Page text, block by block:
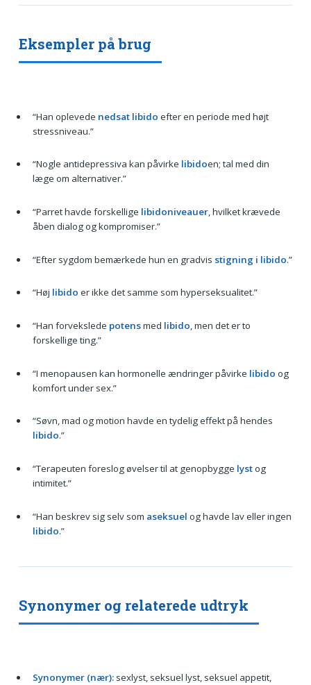
Eksempler på brug
“Han oplevede nedsat libido efter en periode med højt
stressniveau.”
“Nogle antidepressiva kan påvirke libidoen; tal med din
læge om alternativer.”
“Parret havde forskellige libidoniveauer, hvilket krævede
åben dialog og kompromiser.”
“Efter sygdom bemærkede hun en gradvis stigning i libido.”
“Høj libido er ikke det samme som hyperseksualitet.”
“Han forvekslede potensmed libido, men det er to
forskellige ting.”
“I menopausen kan hormonelle ændringer påvirke libido og
komfort under sex.”
“Søvn, mad og motion havde en tydelig effekt på hendes
libido.”
“Terapeuten foreslog øvelser til at genopbygge lystog
intimitet.”
“Han beskrev sig selv som aseksuel og havde lav eller ingen
libido.”
Synonymer og relaterede udtryk
Synonymer (nær):sexlyst, seksuel lyst, seksuel appetit,